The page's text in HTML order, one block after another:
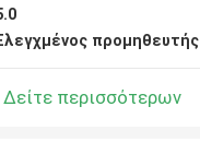
προμηθευτής
Δείτε περισσότερων